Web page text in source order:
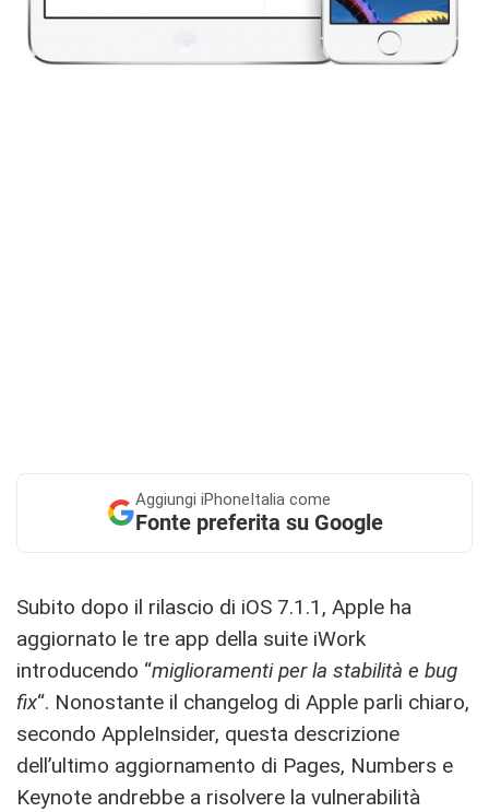
Aggiungi iPhoneItalia come
Fonte preferita su Google
Subito dopo il rilascio di iOS 7.1.1, Apple ha
aggiornato le tre app della suite iWork
introducendo “miglioramenti per la stabilità e bug
fix“. Nonostante il changelog di Apple parli chiaro,
secondo AppleInsider, questa descrizione
dell’ultimo aggiornamento di Pages, Numbers e
Keynote andrebbe a risolvere la vulnerabilità